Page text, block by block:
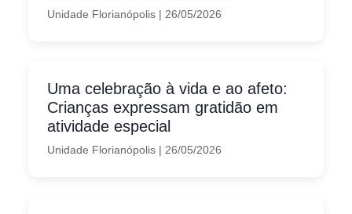
Unidade Florianópolis | 26/05/2026
Uma celebração à vida e ao afeto:
Crianças expressam gratidão em
atividade especial
Unidade Florianópolis | 26/05/2026